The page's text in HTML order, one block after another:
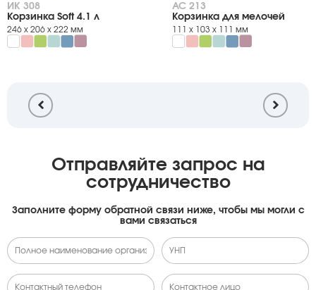
ИК 308
Корзинка Soft 4.1 л
246 х 206 х 222 мм
АС 213
Корзинка для мелочей
111 х 103 х 111 мм
Отправляйте запрос на
сотрудничество
Заполните форму обратной связи ниже, чтобы мы могли с
вами связаться